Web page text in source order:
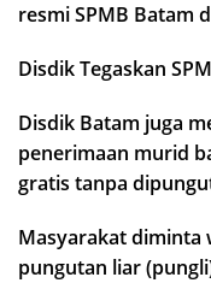
resmi SPMB Batam
Disdik Tegaskan
Disdik Batam juga
penerimaan murid
gratis tanpa
Masyarakat diminta
pungutan liar